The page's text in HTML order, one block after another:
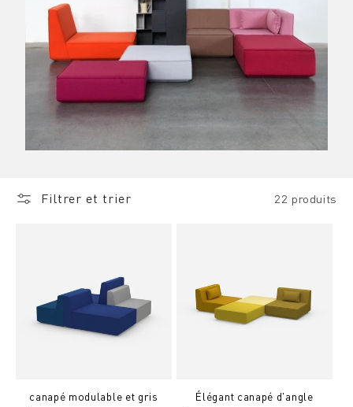
Filtrer et trier 22 produits
canapé modulable et gris Élégant canapé d'angle